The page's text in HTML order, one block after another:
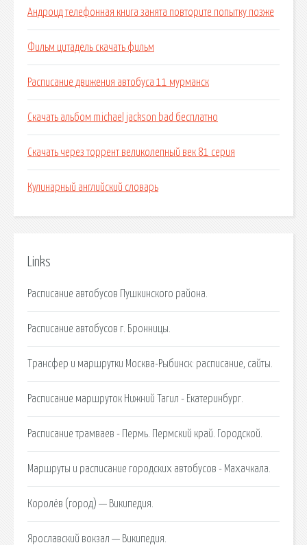
Андроид телефонная книга занята повторите попытку позже
Фильм цитадель скачать фильм
Расписание движения автобуса 11 мурманск
Скачать альбом michael jackson bad бесплатно
Скачать через торрент великолепный век 81 серия
Кулинарный английский словарь
Links
Расписание автобусов Пушкинского района.
Расписание автобусов г. Бронницы.
Трансфер и маршрутки Москва-Рыбинск: расписание, сайты.
Расписание маршруток Нижний Тагил - Екатеринбург.
Расписание трамваев - Пермь. Пермский край. Городской.
Маршруты и расписание городских автобусов - Махачкала.
Королёв (город) — Википедия.
Ярославский вокзал — Википедия.